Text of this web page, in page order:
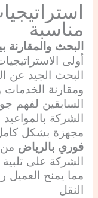
مناسبة
البحث والمقارنة
أولى
البحث الجيد عن
ومقارنة الخدمات
السابقين لفهم
الشركة
مجهزة بشكل
فوري بالرياض
الشركة على تلبية
مما يمنح العميل
النقل